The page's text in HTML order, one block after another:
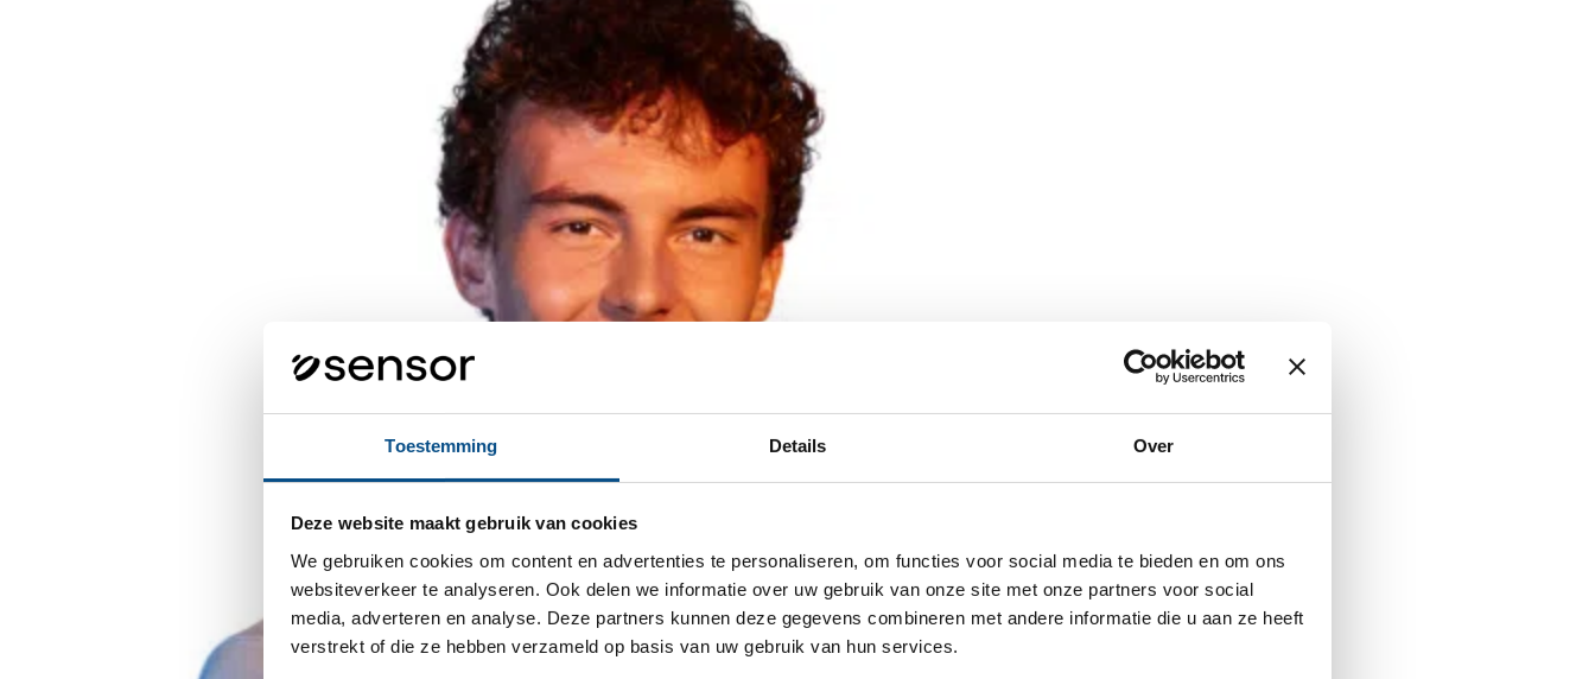
Toestemming Details Over
Deze website maakt gebruik van cookies
We gebruiken cookies om content en advertenties te personaliseren, om functies voor social media te bieden en om ons
websiteverkeer te analyseren. Ook delen we informatie over uw gebruik van onze site met onze partners voor social
media, adverteren en analyse. Deze partners kunnen deze gegevens combineren met andere informatie die u aan ze heeft
verstrekt of die ze hebben verzameld op basis van uw gebruik van hun services.